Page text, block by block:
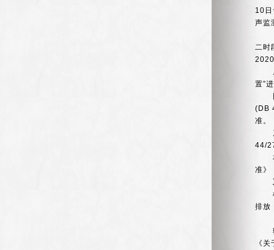
10 日
声监
二时
2020
置”
(DB
准。
44/
准》
排放
《